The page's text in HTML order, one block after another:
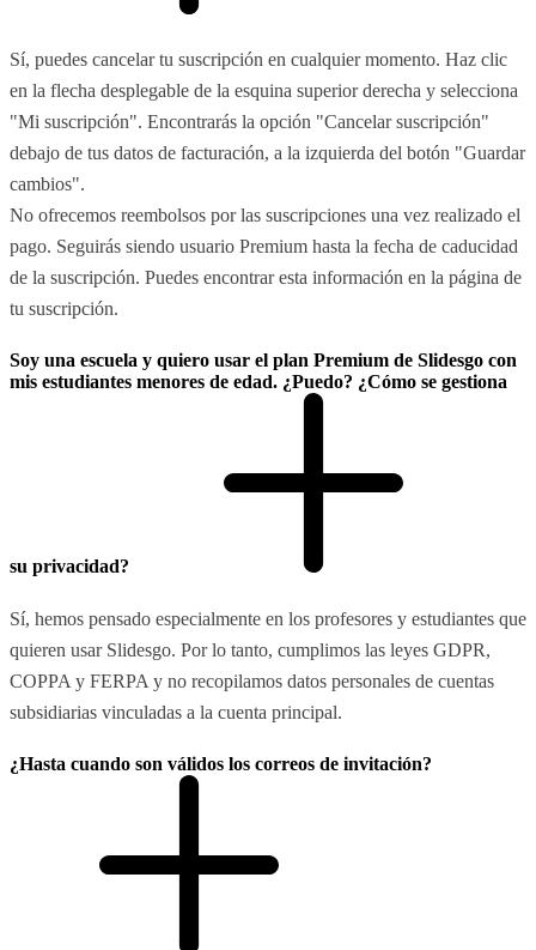
Sí, puedes cancelar tu suscripción en cualquier momento. Haz clic
en la flecha desplegable de la esquina superior derecha y selecciona
"Mi suscripción". Encontrarás la opción "Cancelar suscripción"
debajo de tus datos de facturación, a la izquierda del botón "Guardar
cambios".
No ofrecemos reembolsos por las suscripciones una vez realizado el
pago. Seguirás siendo usuario Premium hasta la fecha de caducidad
de la suscripción. Puedes encontrar esta información en la página de
tu suscripción.
Soy una escuela y quiero usar el plan Premium de Slidesgo con
mis estudiantes menores de edad. ¿Puedo? ¿Cómo se gestiona
su privacidad?
Sí, hemos pensado especialmente en los profesores y estudiantes que
quieren usar Slidesgo. Por lo tanto, cumplimos las leyes GDPR,
COPPA y FERPA y no recopilamos datos personales de cuentas
subsidiarias vinculadas a la cuenta principal.
¿Hasta cuando son válidos los correos de invitación?